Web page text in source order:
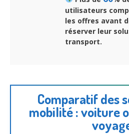
utilisateurs
les offres avant
réserver leur
transport.
Comparatif des
mobilité : voiture